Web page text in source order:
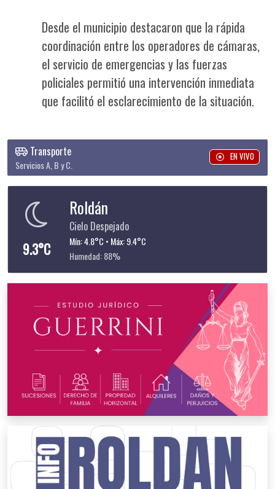
Desde el municipio destacaron que la rápida
coordinación entre los operadores de cámaras,
el servicio de emergencias y las fuerzas
policiales permitió una intervención inmediata
que facilitó el esclarecimiento de la situación.
Transporte
Servicios A, B y C.
EN VIVO
9.3°C
Roldán
Cielo Despejado
Mín: 4.8°C • Máx: 9.4°C
Humedad: 88%